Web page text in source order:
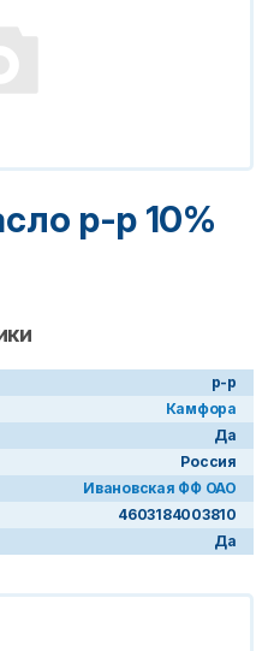
р-р 10%
р-р
Камфора
Да
Россия
Ивановская ФФ ОАО
4603184003810
Да